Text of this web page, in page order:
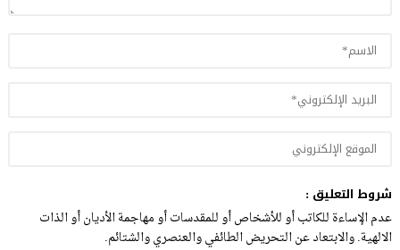
شروط التعليق :
عدم الإساءة للكاتب أو للأشخاص أو للمقدسات أو مهاجمة الأديان أو الذات
الالهية. والابتعاد عن التحريض الطائفي والعنصري والشتائم.